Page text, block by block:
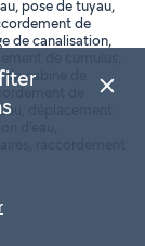
pose de tuyau,
de
de canalisation,
cabine de
de
déplacement
d'eau,
raccordement